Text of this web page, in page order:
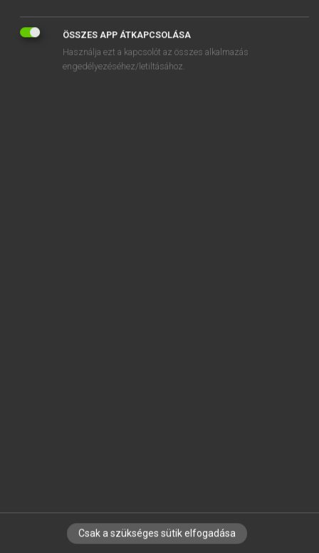
énergie solaire
Energiesparlampen
IRATKOZZ FEL HÍRLEVELÜNKRE!
ÖSSZES APP ÁTKAPCSOLÁSA
Használja ezt a kapcsolót az összes alkalmazás
engedélyezéséhez/letiltásához.
Csak a szükséges sütik elfogadása